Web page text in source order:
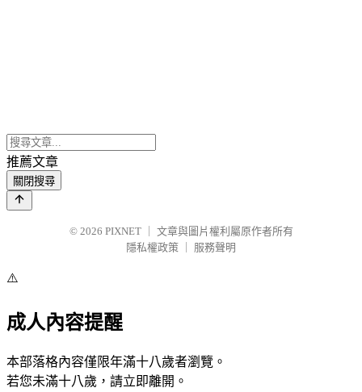
推薦文章
關閉搜尋
© 2026 PIXNET
文章與圖片權利屬原作者所有
隱私權政策
服務聲明
⚠️
成人內容提醒
本部落格內容僅限年滿十八歲者瀏覽。
若您未滿十八歲，請立即離開。